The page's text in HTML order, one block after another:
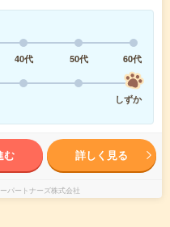
40代 50代
60代
しずか
む 詳しく見る
パートナーズ株式会社